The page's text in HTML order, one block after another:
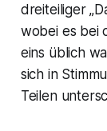
dreiteiliger „
wobei es bei
eins üblich
sich in
Teilen